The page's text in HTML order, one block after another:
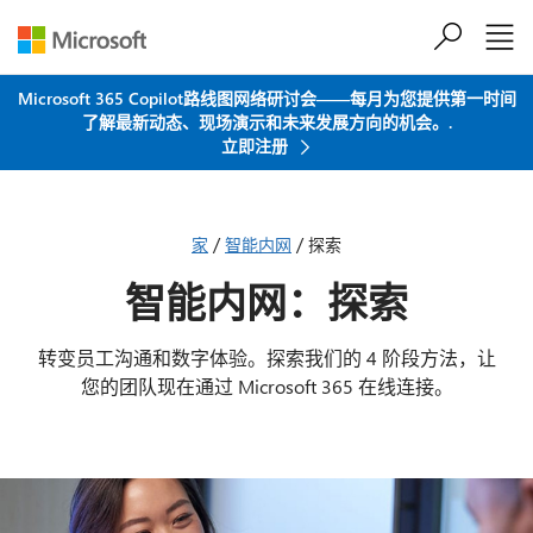
Microsoft 365 Copilot路线图网络研讨会——每月为您提供第一时间
了解最新动态、现场演示和未来发展方向的机会。.
立即注册
家 /智能内网 /探索
智能内网：探索
转变员工沟通和数字体验。探索我们的 4 阶段方法，让
您的团队现在通过 Microsoft 365 在线连接。